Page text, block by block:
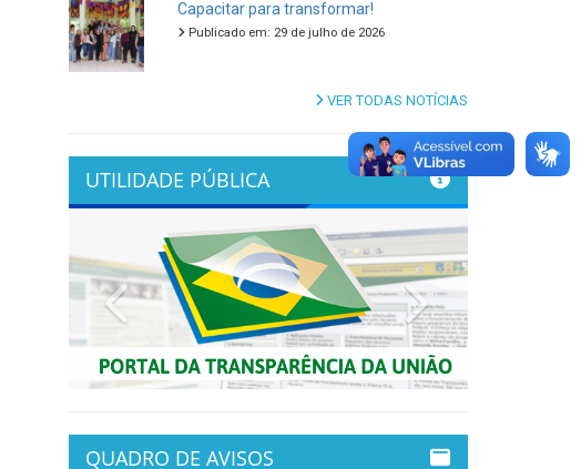
Capacitar para transformar!
Publicado em: 29 de julho de 2026
VER TODAS NOTÍCIAS
UTILIDADE PÚBLICA
Previous Next
QUADRO DE AVISOS